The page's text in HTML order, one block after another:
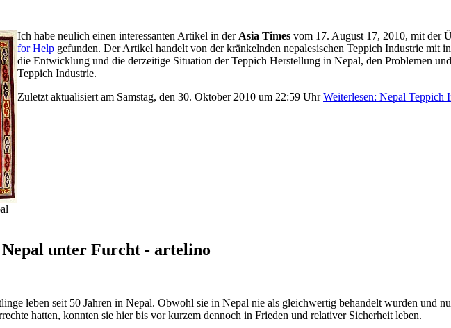
Ich habe neulich einen interessanten Artikel in der Asia Times vom 17. August 17, 2010, mit der
for Help gefunden. Der Artikel handelt von der kränkelnden nepalesischen Teppich Industrie mit
die Entwicklung und die derzeitige Situation der Teppich Herstellung in Nepal, den Problemen
Teppich Industrie.
Zuletzt aktualisiert am Samstag, den 30. Oktober 2010 um 22:59 UhrWeiterlesen: Nepal Teppich
unter Furcht - artelino
leben seit 50 Jahren in Nepal. Obwohl sie in Nepal nie als gleichwertig behandelt wurden und
hatten, konnten sie hier bis vor kurzem dennoch in Frieden und relativer Sicherheit leben.